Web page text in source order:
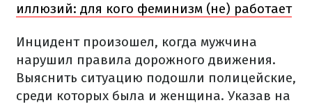
иллюзий: для кого феминизм (не) работает
Инцидент произошел, когда мужчина
нарушил правила дорожного движения.
Выяснить ситуацию подошли полицейские,
среди которых была и женщина. Указав на